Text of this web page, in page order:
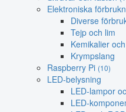
Elektroniska
Diverse
Tejp och lim
Kemikalier
Krympslang
Raspberry Pi (10)
LED-belysning
LED-lampor
LED-